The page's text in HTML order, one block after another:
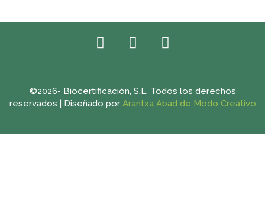
©2026- Biocertificación, S.L. Todos los derechos
reservados | Diseñado por Arantxa Abad de Modo Creativo
Facebook
TwitterInstagram